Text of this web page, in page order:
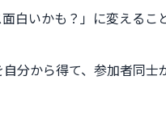
いかも？」に変えるこ
分から得て、参加者同士